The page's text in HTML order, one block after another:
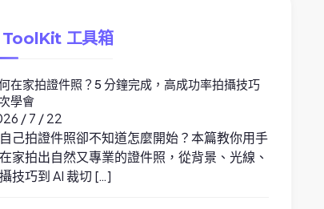
ToolKit 工具箱
在家拍證件照？5 分鐘完成，高成功率拍攝技巧
學會
/ 7 / 22
己拍證件照卻不知道怎麼開始？本篇教你用手
家拍出自然又專業的證件照，從背景、光線、
技巧到 AI 裁切 […]